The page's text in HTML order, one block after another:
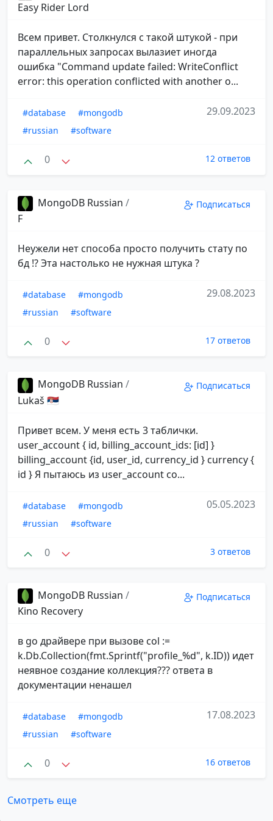
Easy Rider Lord
Всем привет. Столкнулся с такой штукой - при
параллельных запросах вылазиет иногда
ошибка "Command update failed: WriteConflict
error: this operation conflicted with another o...
#database
#mongodb
#russian
#software
29.09.2023
0 12 ответов
MongoDB Russian /
F
Подписаться
Неужели нет способа просто получить стату по
бд !? Эта настолько не нужная штука ?
#database
#mongodb
#russian
#software
29.08.2023
0 17 ответов
MongoDB Russian /
Lukaš 🇷🇸
Подписаться
Привет всем. У меня есть 3 таблички.
user_account { id, billing_account_ids: [id] }
billing_account {id, user_id, currency_id } currency {
id } Я пытаюсь из user_account со...
#database
#mongodb
#russian
#software
05.05.2023
0 3 ответов
MongoDB Russian /
Kino Recovery
Подписаться
в go драйвере при вызове col :=
k.Db.Collection(fmt.Sprintf("profile_%d", k.ID)) идет
неявное создание коллекция??? ответа в
документации ненашел
#database
#mongodb
#russian
#software
17.08.2023
0 16 ответов
Смотреть еще